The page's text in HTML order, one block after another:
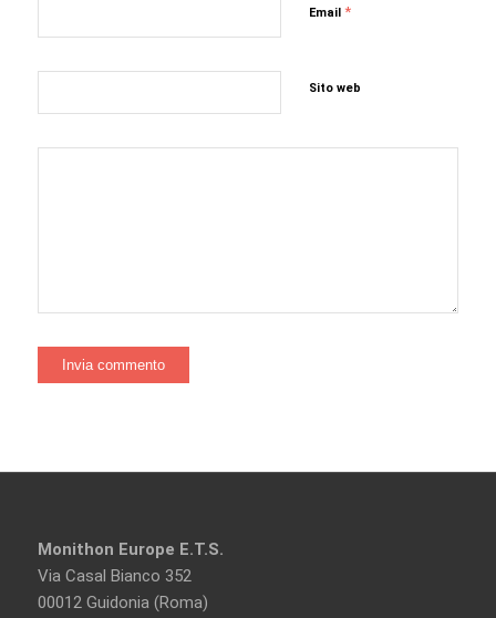
Email *
Sito web
Monithon Europe E.T.S.
Via Casal Bianco 352
00012 Guidonia (Roma)